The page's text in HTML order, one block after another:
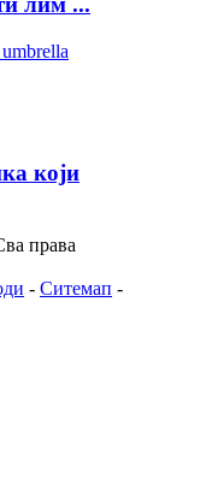
који
права
- Ситемап -